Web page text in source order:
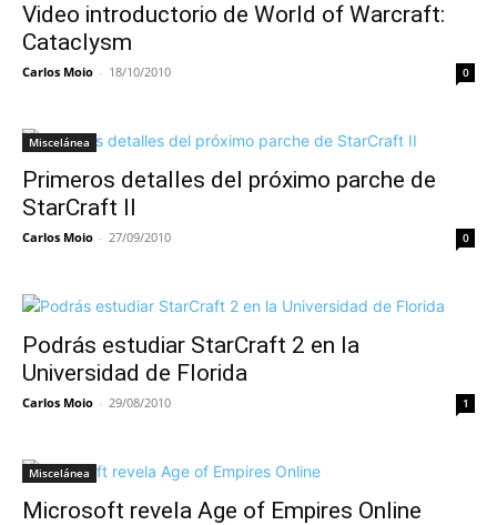
Video introductorio de World of Warcraft:
Cataclysm
Carlos Moio - 18/10/2010 0
Miscelánea
Primeros detalles del próximo parche de
StarCraft II
Carlos Moio - 27/09/2010 0
Podrás estudiar StarCraft 2 en la
Universidad de Florida
Carlos Moio - 29/08/2010 1
Miscelánea
Microsoft revela Age of Empires Online